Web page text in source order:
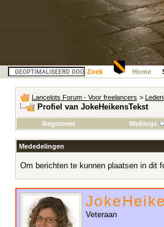
Zoek Home
Lancelots Forum - Voor freelancers >
Profiel van JokeHeikensTekst
Registreer Weblogs
Mededelingen
Om berichten te kunnen plaatsen in dit
Veteraan